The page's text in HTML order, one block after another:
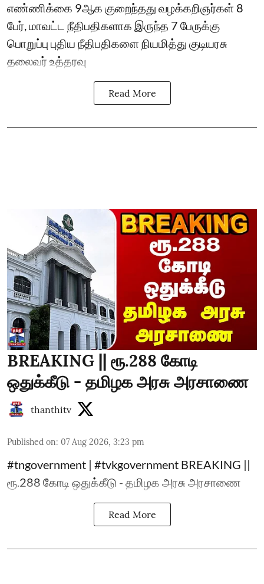
எண்ணிக்கை 9ஆக குறைந்தது வழக்கறிஞர்கள் 8
பேர், மாவட்ட நீதிபதிகளாக இருந்த 7 பேருக்கு
பொறுப்பு புதிய நீதிபதிகளை நியமித்து குடியரசு
தலைவர் உத்தரவு
Read More
BREAKING || ரூ.288 கோடி
ஒதுக்கீடு - தமிழக அரசு அரசாணை
thanthitv
Published on: 07 Aug 2026, 3:23 pm
#tngovernment | #tvkgovernment BREAKING ||
ரூ.288 கோடி ஒதுக்கீடு - தமிழக அரசு அரசாணை
Read More